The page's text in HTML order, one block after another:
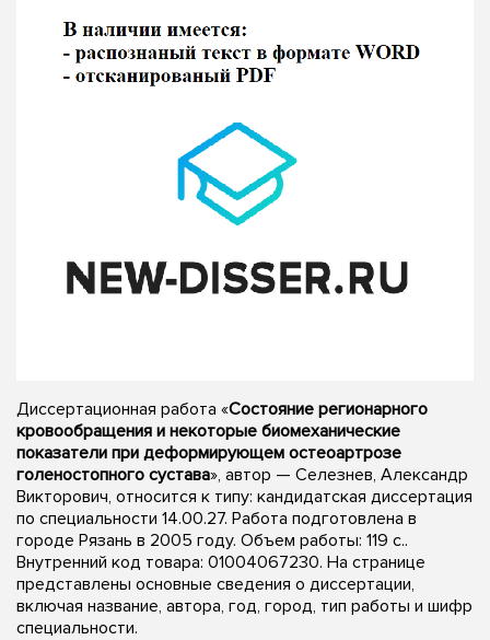
Диссертационная работа «Состояние регионарного
кровообращения и некоторые биомеханические
показатели при деформирующем остеоартрозе
голеностопного сустава», автор — Селезнев, Александр
Викторович, относится к типу: кандидатская диссертация
по специальности 14.00.27. Работа подготовлена в
городе Рязань в 2005 году. Объем работы: 119 с..
Внутренний код товара: 01004067230. На странице
представлены основные сведения о диссертации,
включая название, автора, год, город, тип работы и шифр
специальности.